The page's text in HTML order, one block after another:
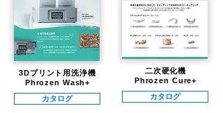
3Dプリント用洗浄機
Phrozen Wash+
カタログ
二次硬化機
Phrozen Cure+
カタログ